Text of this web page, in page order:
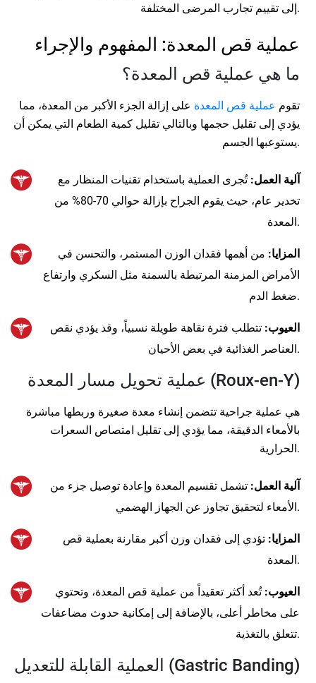
إلى تقييم تجارب المرضى المختلفة.
عملية قص المعدة: المفهوم والإجراء
ما هي عملية قص المعدة؟
تقوم عملية قص المعدة على إزالة الجزء الأكبر من المعدة، مما
يؤدي إلى تقليل حجمها وبالتالي تقليل كمية الطعام التي يمكن أن
يستوعبها الجسم.
آلية العمل: تُجرى العملية باستخدام تقنيات المنظار مع
تخدير عام، حيث يقوم الجراح بإزالة حوالي 70-80% من
المعدة.
المزايا: من أهمها فقدان الوزن المستمر، والتحسن في
الأمراض المزمنة المرتبطة بالسمنة مثل السكري وارتفاع
ضغط الدم.
العيوب: تتطلب فترة نقاهة طويلة نسبياً، وقد يؤدي نقص
العناصر الغذائية في بعض الأحيان.
عملية تحويل مسار المعدة (Roux-en-Y)
هي عملية جراحية تتضمن إنشاء معدة صغيرة وربطها مباشرة
بالأمعاء الدقيقة، مما يؤدي إلى تقليل امتصاص السعرات
الحرارية.
آلية العمل: تشمل تقسيم المعدة وإعادة توصيل جزء من
الأمعاء لتحقيق تجاوز عن الجهاز الهضمي.
المزايا: تؤدي إلى فقدان وزن أكبر مقارنة بعملية قص
المعدة.
العيوب: تُعد أكثر تعقيداً من عملية قص المعدة، وتحتوي
على مخاطر أعلى، بالإضافة إلى إمكانية حدوث مضاعفات
تتعلق بالتغذية.
العملية القابلة للتعديل (Gastric Banding)